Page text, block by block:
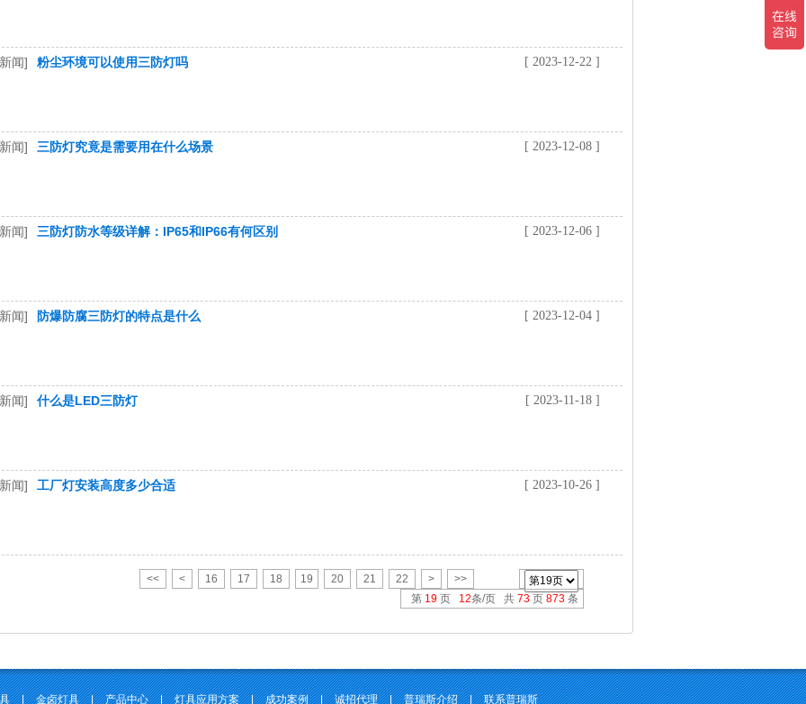
闻] 粉尘环境可以使用三防灯吗 [ 2023-12-22 ]
闻] 三防灯究竟是需要用在什么场景 [ 2023-12-08 ]
闻] 三防灯防水等级详解：IP65和IP66有何区别 [ 2023-12-06 ]
闻] 防爆防腐三防灯的特点是什么 [ 2023-12-04 ]
闻] 什么是LED三防灯 [ 2023-11-18 ]
闻] 工厂灯安装高度多少合适 [ 2023-10-26 ]
<< < 16 17 18 19 20 21 22 >
>>
第 19 页 12条/页 共 73 页 873 条
| 金卤灯具 | 产品中心 | 灯具应用方案 | 成功案例 | 诚招代理 | 普瑞斯介绍 | 联系普瑞斯